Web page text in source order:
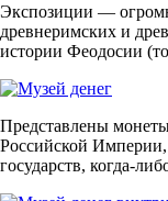
Экспозиции —
древнеримских и
истории Феодосии
Представлены
Российской
государств, когда-